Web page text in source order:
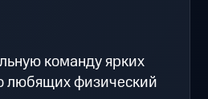
команду ярких
любящих физический